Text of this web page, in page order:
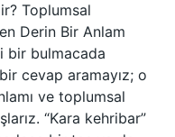
Toplumsal
Derin Bir Anlam
bir bulmacada
bir cevap aramayız; o
ve toplumsal
“Kara kehribar”